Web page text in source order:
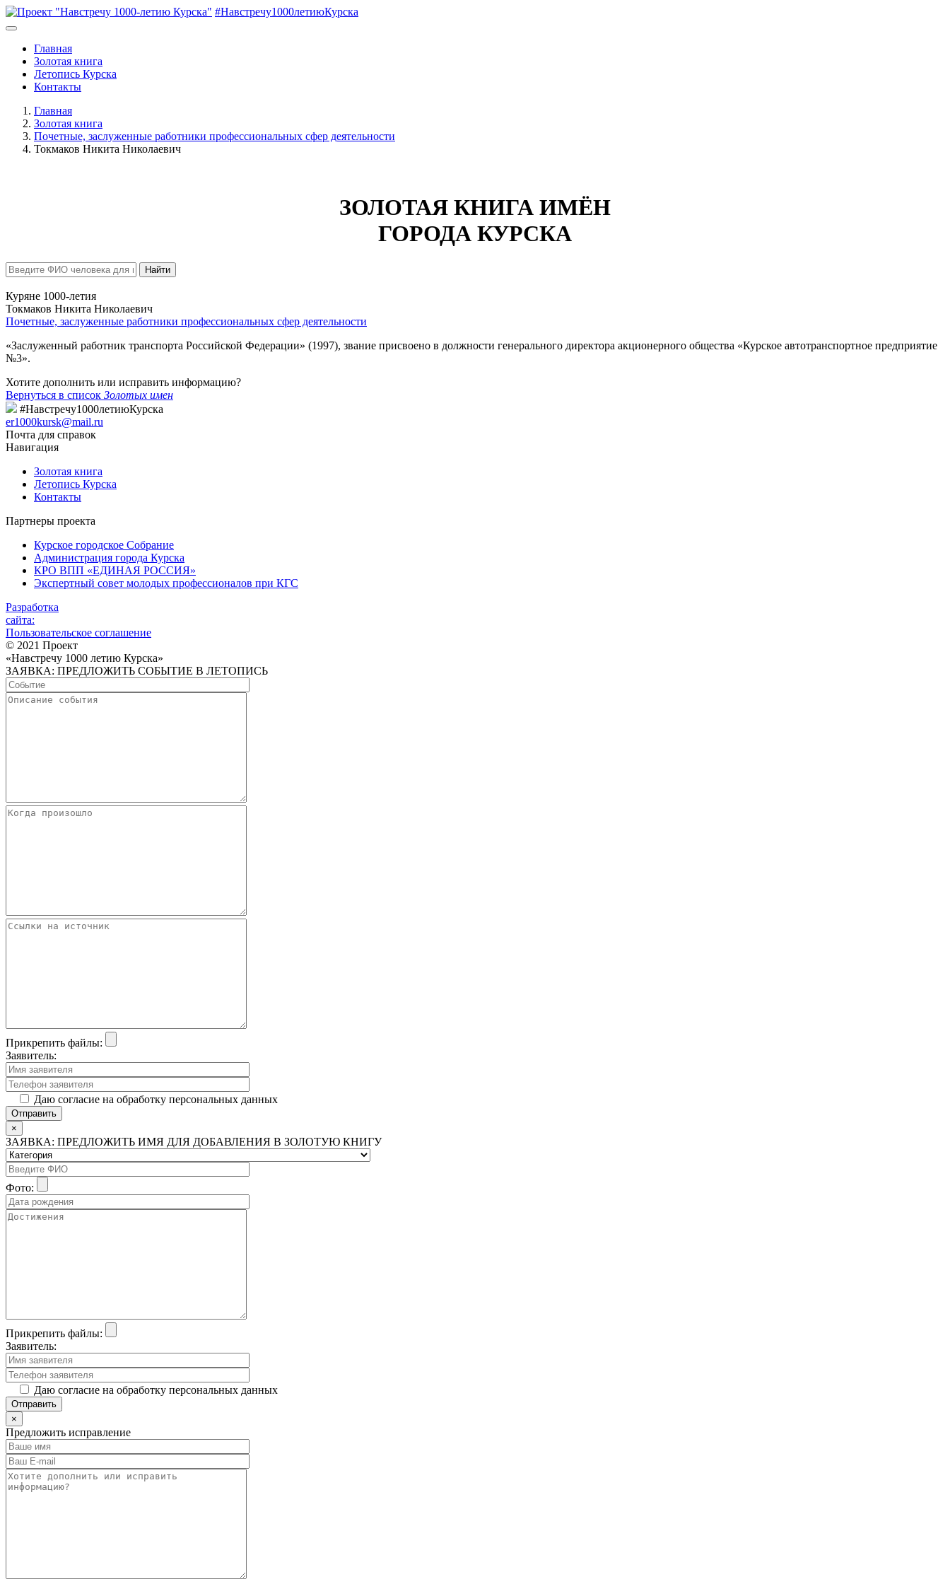
#Навстречу1000летиюКурска
Главная
Золотая книга
Летопись Курска
Контакты
Главная
Золотая книга
Почетные, заслуженные работники профессиональных сфер деятельности
Токмаков Никита Николаевич
ЗОЛОТАЯ КНИГА ИМЁН
ГОРОДА КУРСКА
Найти
Куряне 1000-летия
Токмаков Никита Николаевич
Почетные, заслуженные работники профессиональных сфер деятельности
«Заслуженный работник транспорта Российской Федерации» (1997), звание присвоено в должности генерального директора акционерного общества «Курское автотранспортное предприятие
№3».
Хотите дополнить или исправить информацию?
Вернуться в список Золотых имен
#Навстречу1000летиюКурска
er1000kursk@mail.ru
Почта для справок
Навигация
Золотая книга
Летопись Курска
Контакты
Партнеры проекта
Курское городское Собрание
Администрация города Курска
КРО ВПП «ЕДИНАЯ РОССИЯ»
Экспертный совет молодых профессионалов при КГС
Разработка
сайта:
Пользовательское соглашение
© 2021 Проект
«Навстречу 1000 летию Курска»
ЗАЯВКА: ПРЕДЛОЖИТЬ СОБЫТИЕ В ЛЕТОПИСЬ
Прикрепить файлы:
Заявитель:
Даю согласие на обработку персональных данных
×
ЗАЯВКА: ПРЕДЛОЖИТЬ ИМЯ ДЛЯ ДОБАВЛЕНИЯ В ЗОЛОТУЮ КНИГУ
Фото:
Прикрепить файлы:
Заявитель:
Даю согласие на обработку персональных данных
×
Предложить исправление